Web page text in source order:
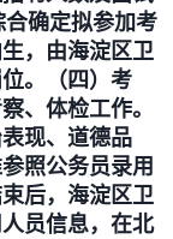
合确定拟参加考
，由海淀区卫
。（四）考
、体检工作。
现、道德品
照公务员录用
后，海淀区卫
员信息，在北